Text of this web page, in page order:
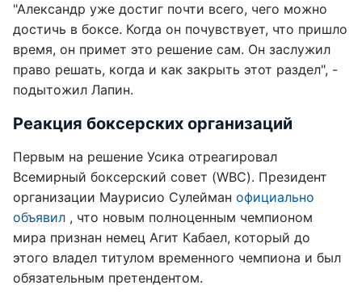
"Александр уже достиг почти всего, чего можно
достичь в боксе. Когда он почувствует, что пришло
время, он примет это решение сам. Он заслужил
право решать, когда и как закрыть этот раздел", -
подытожил Лапин.
Реакция боксерских организаций
Первым на решение Усика отреагировал
Всемирный боксерский совет (WBC). Президент
организации Маурисио Сулейман официально
объявил , что новым полноценным чемпионом
мира признан немец Агит Кабаел, который до
этого владел титулом временного чемпиона и был
обязательным претендентом.